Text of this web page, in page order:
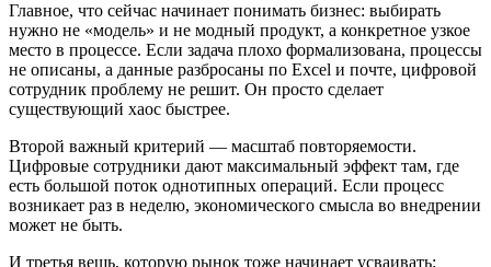
Главное, что сейчас начинает понимать бизнес: выбирать
нужно не «модель» и не модный продукт, а конкретное узкое
место в процессе. Если задача плохо формализована, процессы
не описаны, а данные разбросаны по Excel и почте, цифровой
сотрудник проблему не решит. Он просто сделает
существующий хаос быстрее.
Второй важный критерий — масштаб повторяемости.
Цифровые сотрудники дают максимальный эффект там, где
есть большой поток однотипных операций. Если процесс
возникает раз в неделю, экономического смысла во внедрении
может не быть.
И третья вещь, которую рынок тоже начинает усваивать: